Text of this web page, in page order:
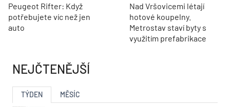
Peugeot Rifter: Když
potřebujete víc než jen
auto
Nad Vršovicemi létají
hotové koupelny.
Metrostav staví byty s
využitím prefabrikace
NEJČTENĚJŠÍ
TÝDEN MĚSÍC